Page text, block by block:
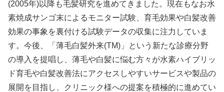
(2005年)以降も毛髪研究を進めてきました。現在もなお水
素焼成サンゴ末によるモニター試験、育毛効果や白髪改善
効果の事象を裏付ける試験データの収集に注力していま
す。今後、「薄毛白髪外来(TM)」という新たな診療分野
の導入を提唱し、薄毛や白髪に悩む方々が水素ハイブリッ
ド育毛や白髪改善法にアクセスしやすいサービスや製品の
展開を目指し、クリニック様への提案を積極的に進めてい